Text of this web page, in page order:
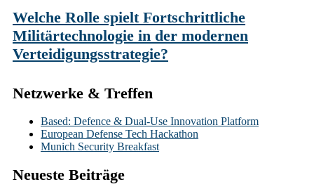
Welche Rolle spielt Fortschrittliche
Militärtechnologie in der modernen
Verteidigungsstrategie?
Netzwerke & Treffen
Based: Defence & Dual-Use Innovation Platform
European Defense Tech Hackathon
Munich Security Breakfast
Neueste Beiträge